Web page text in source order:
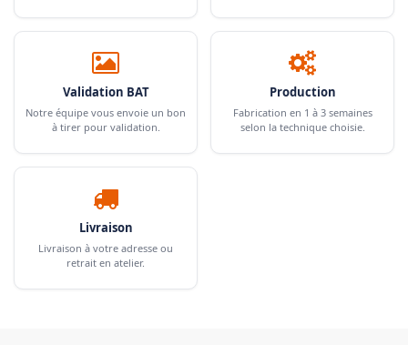
Validation BAT
Notre équipe vous envoie un bon
à tirer pour validation.
Production
Fabrication en 1 à 3 semaines
selon la technique choisie.
Livraison
Livraison à votre adresse ou
retrait en atelier.